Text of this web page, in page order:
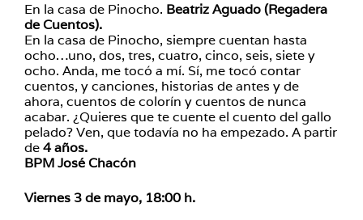
En la casa de Pinocho. Beatriz Aguado (Regadera
de Cuentos).
En la casa de Pinocho, siempre cuentan hasta
ocho…uno, dos, tres, cuatro, cinco, seis, siete y
ocho. Anda, me tocó a mí. Sí, me tocó contar
cuentos, y canciones, historias de antes y de
ahora, cuentos de colorín y cuentos de nunca
acabar. ¿Quieres que te cuente el cuento del gallo
pelado? Ven, que todavía no ha empezado. A partir
de4 años.
BPM José Chacón
Viernes 3 de mayo, 18:00 h.